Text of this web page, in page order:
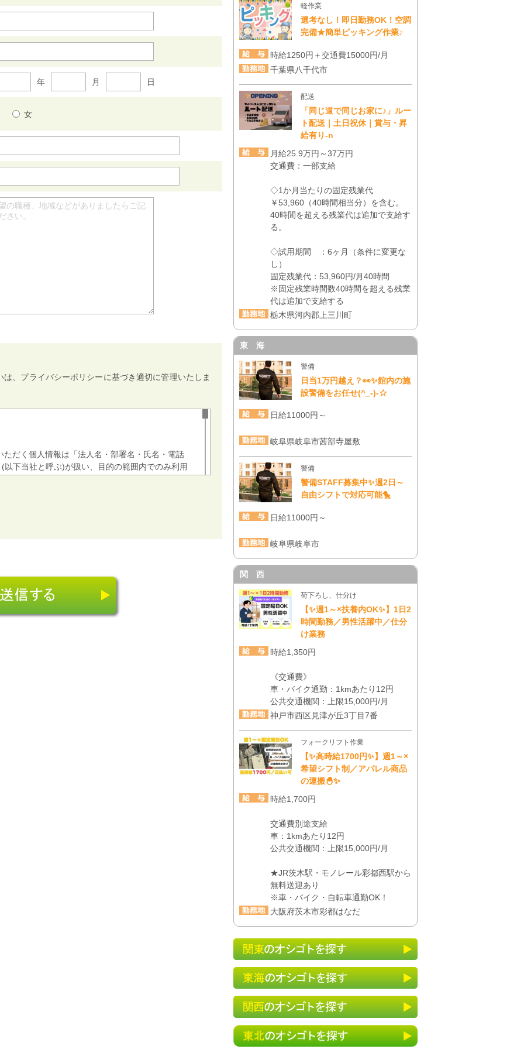
年 月 日
女
、プライバシーポリシーに基づき適切に管理いたしま
だく個人情報は「法人名・部署名・氏名・電話
下当社と呼ぶ)が扱い、目的の範囲内でのみ利用
する法令・諸規則に基づき管理いたします。個人
、改ざん、漏洩などのリスクに対して、技術的
努めています。 また、個人情報取扱に関する社
理・運営に努めております。
だし、次に示すいずれかに該当する場合は、ご本
があります。
に必要がある場合であって、本人の同意を得る
軽作業
選考なし！即日勤務OK！空調
完備★簡単ピッキング作業♪
時給1250円＋交通費15000円/月
千葉県八千代市
配送
「同じ道で同じお家に♪」ルー
ト配送｜土日祝休｜賞与・昇
給有り-n
月給25.9万円～37万円
交通費：一部支給
◇1か月当たりの固定残業代
￥53,960（40時間相当分）を含む。
40時間を超える残業代は追加で支給す
る。
◇試用期間 ：6ヶ月（条件に変更な
し）
固定残業代：53,960円/月40時間
※固定残業時間数40時間を超える残業
代は追加で支給する
栃木県河内郡上三川町
東 海
警備
日当1万円越え？👀✨館内の施
設警備をお任せ(^_-)-☆
日給11000円～
岐阜県岐阜市茜部寺屋敷
警備
警備STAFF募集中✨週2日～
自由シフトで対応可能🐤
日給11000円～
岐阜県岐阜市
関 西
荷下ろし、仕分け
【✨週1～×扶養内OK✨】1日2
時間勤務／男性活躍中／仕分
け業務
時給1,350円
《交通費》
車・バイク通勤：1kmあたり12円
公共交通機関：上限15,000円/月
神戸市西区見津が丘3丁目7番
フォークリフト作業
【✨高時給1700円✨】週1～×
希望シフト制／アパレル商品
の運搬🐣✨
時給1,700円
交通費別途支給
車：1kmあたり12円
公共交通機関：上限15,000円/月
★JR茨木駅・モノレール彩都西駅から
無料送迎あり
※車・バイク・自転車通勤OK！
大阪府茨木市彩都はなだ